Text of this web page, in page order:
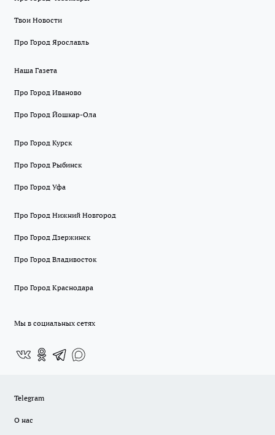
Твои Новости
Про Город Ярославль
Наша Газета
Про Город Иваново
Про Город Йошкар-Ола
Про Город Курск
Про Город Рыбинск
Про Город Уфа
Про Город Нижний Новгород
Про Город Дзержинск
Про Город Владивосток
Про Город Краснодара
Мы в социальных сетях
Telegram
О нас